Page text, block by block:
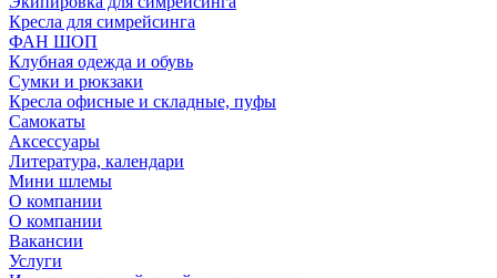
Кресла для симрейсинга
ФАН ШОП
Клубная одежда и обувь
Сумки и рюкзаки
Кресла офисные и складные, пуфы
Самокаты
Аксессуары
Литература, календари
Мини шлемы
О компании
О компании
Вакансии
Услуги